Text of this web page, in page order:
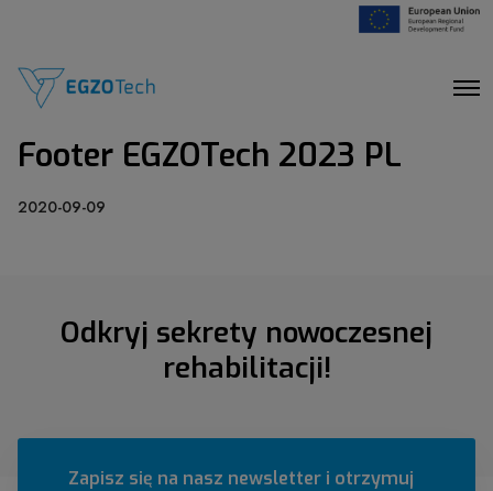
O
Footer EGZOTech 2023 PL
2020-09-09
Odkryj sekrety nowoczesnej
rehabilitacji!
Zapisz się na nasz newsletter i otrzymuj